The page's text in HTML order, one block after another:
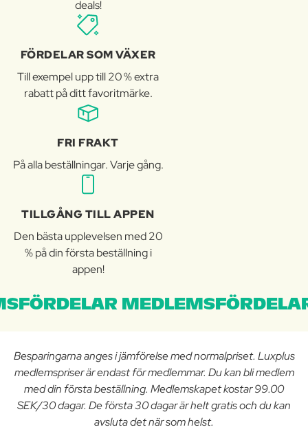
deals!
FÖRDELAR SOM VÄXER
Till exempel upp till 20 % extra
rabatt på ditt favoritmärke.
FRI FRAKT
På alla beställningar. Varje gång.
TILLGÅNG TILL APPEN
Den bästa upplevelsen med 20
% på din första beställning i
appen!
Besparingarna anges i jämförelse med normalpriset. Luxplus
medlemspriser är endast för medlemmar. Du kan bli medlem
med din första beställning. Medlemskapet kostar 99.00
SEK/30 dagar. De första 30 dagar är helt gratis och du kan
avsluta det när som helst.